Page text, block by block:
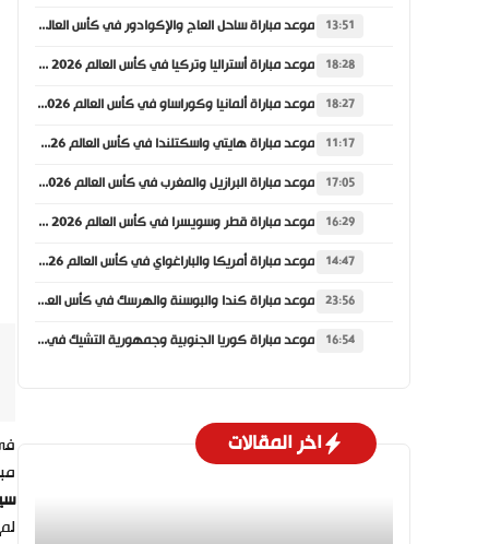
13:51 موعد مباراة ساحل العاج والإكوادور في كأس العالم 2026 والقنوات الناقلة
18:28 موعد مباراة أستراليا وتركيا في كأس العالم 2026 والقنوات الناقلة
18:27 موعد مباراة ألمانيا وكوراساو في كأس العالم 2026 والقنوات الناقلة
11:17 موعد مباراة هايتي واسكتلندا في كأس العالم 2026 والقنوات الناقلة
17:05 موعد مباراة البرازيل والمغرب في كأس العالم 2026 والقنوات الناقلة
16:29 موعد مباراة قطر وسويسرا في كأس العالم 2026 والقنوات الناقلة
14:47 موعد مباراة أمريكا والباراغواي في كأس العالم 2026 والقنوات الناقلة
23:56 موعد مباراة كندا والبوسنة والهرسك في كأس العالم 2026 والقنوات الناقلة
16:54 موعد مباراة كوريا الجنوبية وجمهورية التشيك في كأس العالم 2026 والقنوات الناقلة
اخر المقالات